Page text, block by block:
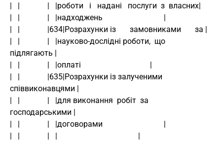
|   |              |   |роботи   і   надані   послуги  з  власних|
|   |              |   |надходжень                               |
|   |              |634|Розрахунки із       замовниками       за |
|   |              |   |науково-дослідні роботи,  що
підлягають |
|   |              |   |оплаті                                   |
|   |              |635|Розрахунки із залученими
співвиконавцями |
|   |              |   |для виконання  робіт  за
господарськими |
|   |              |   |договорами                               |
|   |              |   |                                         |